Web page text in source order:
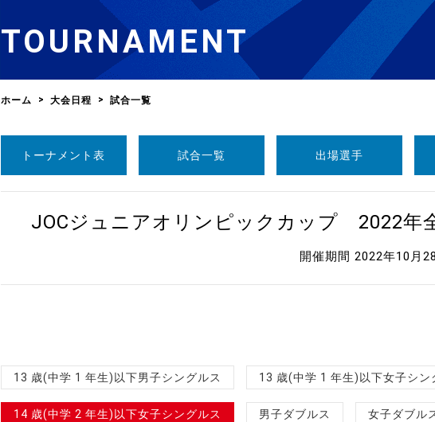
公式大会優勝記録
大会・試合
TV・メディア情報
競技者(パスウェイ)・審判
男子ナショナルチーム選
女子ナショナルチーム選
強化スタッフ
卓球の基本的なルール
卓球用語集
協会会員登録
審判
公認品一覧
卓球協会のミッション
沿革・組織図
規程・お見舞い制度
国際交流届申込みフォーム
競技ウエアチーム名申請
審判員ネームプレート制作
申込
TOURNAMENT
ホーム 大会日程 試合一覧
トーナメント表 試合一覧 出場選手
JOCジュニアオリンピックカップ 2022年
開催期間 2022年10月
13 歳(中学 1 年生)以下男子シングルス 13 歳(中学 1 年生)以下女子シン
14 歳(中学 2 年生)以下女子シングルス 男子ダブルス 女子ダブル